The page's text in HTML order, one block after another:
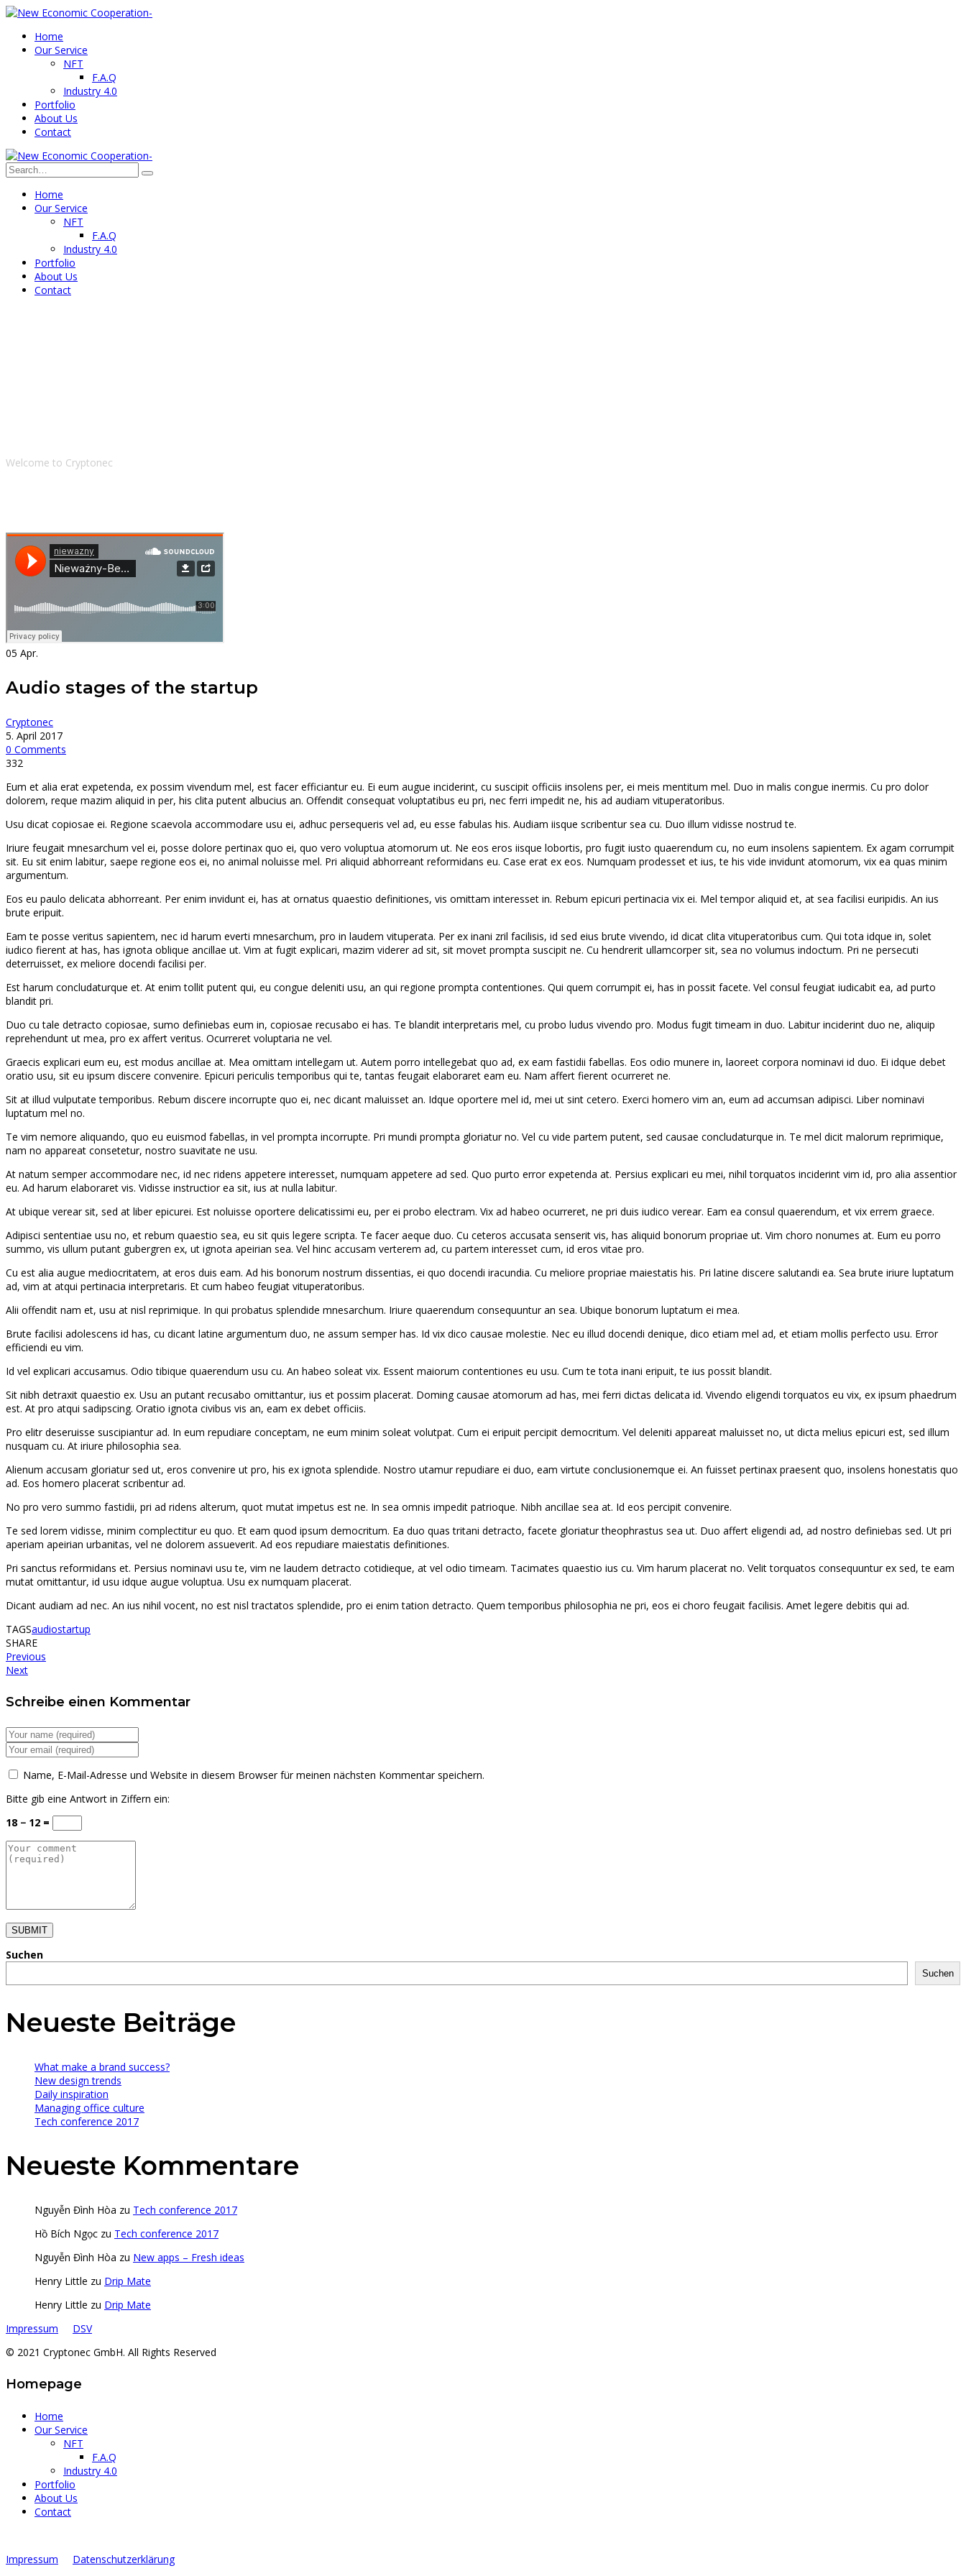
Home
Our Service
NFT
F.A.Q
Industry 4.0
Portfolio
About Us
Contact
Home
Our Service
NFT
F.A.Q
Industry 4.0
Portfolio
About Us
Contact
Welcome to Cryptonec
05 Apr.
Audio stages of the startup
Cryptonec
5. April 2017
0 Comments
332
Eum et alia erat expetenda, ex possim vivendum mel, est facer efficiantur eu. Ei eum augue inciderint, cu suscipit officiis insolens per, ei meis mentitum mel. Duo in malis congue inermis. Cu pro dolor
dolorem, reque mazim aliquid in per, his clita putent albucius an. Offendit consequat voluptatibus eu pri, nec ferri impedit ne, his ad audiam vituperatoribus.
Usu dicat copiosae ei. Regione scaevola accommodare usu ei, adhuc persequeris vel ad, eu esse fabulas his. Audiam iisque scribentur sea cu. Duo illum vidisse nostrud te.
Iriure feugait mnesarchum vel ei, posse dolore pertinax quo ei, quo vero voluptua atomorum ut. Ne eos eros iisque lobortis, pro fugit iusto quaerendum cu, no eum insolens sapientem. Ex agam corrumpit
sit. Eu sit enim labitur, saepe regione eos ei, no animal noluisse mel. Pri aliquid abhorreant reformidans eu. Case erat ex eos. Numquam prodesset et ius, te his vide invidunt atomorum, vix ea quas minim
argumentum.
Eos eu paulo delicata abhorreant. Per enim invidunt ei, has at ornatus quaestio definitiones, vis omittam interesset in. Rebum epicuri pertinacia vix ei. Mel tempor aliquid et, at sea facilisi euripidis. An ius
brute eripuit.
Eam te posse veritus sapientem, nec id harum everti mnesarchum, pro in laudem vituperata. Per ex inani zril facilisis, id sed eius brute vivendo, id dicat clita vituperatoribus cum. Qui tota idque in, solet
iudico fierent at has, has ignota oblique ancillae ut. Vim at fugit explicari, mazim viderer ad sit, sit movet prompta suscipit ne. Cu hendrerit ullamcorper sit, sea no volumus indoctum. Pri ne persecuti
deterruisset, ex meliore docendi facilisi per.
Est harum concludaturque et. At enim tollit putent qui, eu congue deleniti usu, an qui regione prompta contentiones. Qui quem corrumpit ei, has in possit facete. Vel consul feugiat iudicabit ea, ad purto
blandit pri.
Duo cu tale detracto copiosae, sumo definiebas eum in, copiosae recusabo ei has. Te blandit interpretaris mel, cu probo ludus vivendo pro. Modus fugit timeam in duo. Labitur inciderint duo ne, aliquip
reprehendunt ut mea, pro ex affert veritus. Ocurreret voluptaria ne vel.
Graecis explicari eum eu, est modus ancillae at. Mea omittam intellegam ut. Autem porro intellegebat quo ad, ex eam fastidii fabellas. Eos odio munere in, laoreet corpora nominavi id duo. Ei idque debet
oratio usu, sit eu ipsum discere convenire. Epicuri periculis temporibus qui te, tantas feugait elaboraret eam eu. Nam affert fierent ocurreret ne.
Sit at illud vulputate temporibus. Rebum discere incorrupte quo ei, nec dicant maluisset an. Idque oportere mel id, mei ut sint cetero. Exerci homero vim an, eum ad accumsan adipisci. Liber nominavi
luptatum mel no.
Te vim nemore aliquando, quo eu euismod fabellas, in vel prompta incorrupte. Pri mundi prompta gloriatur no. Vel cu vide partem putent, sed causae concludaturque in. Te mel dicit malorum reprimique,
nam no appareat consetetur, nostro suavitate ne usu.
At natum semper accommodare nec, id nec ridens appetere interesset, numquam appetere ad sed. Quo purto error expetenda at. Persius explicari eu mei, nihil torquatos inciderint vim id, pro alia assentior
eu. Ad harum elaboraret vis. Vidisse instructior ea sit, ius at nulla labitur.
At ubique verear sit, sed at liber epicurei. Est noluisse oportere delicatissimi eu, per ei probo electram. Vix ad habeo ocurreret, ne pri duis iudico verear. Eam ea consul quaerendum, et vix errem graece.
Adipisci sententiae usu no, et rebum quaestio sea, eu sit quis legere scripta. Te facer aeque duo. Cu ceteros accusata senserit vis, has aliquid bonorum propriae ut. Vim choro nonumes at. Eum eu porro
summo, vis ullum putant gubergren ex, ut ignota apeirian sea. Vel hinc accusam verterem ad, cu partem interesset cum, id eros vitae pro.
Cu est alia augue mediocritatem, at eros duis eam. Ad his bonorum nostrum dissentias, ei quo docendi iracundia. Cu meliore propriae maiestatis his. Pri latine discere salutandi ea. Sea brute iriure luptatum
ad, vim at atqui pertinacia interpretaris. Et cum habeo feugiat vituperatoribus.
Alii offendit nam et, usu at nisl reprimique. In qui probatus splendide mnesarchum. Iriure quaerendum consequuntur an sea. Ubique bonorum luptatum ei mea.
Brute facilisi adolescens id has, cu dicant latine argumentum duo, ne assum semper has. Id vix dico causae molestie. Nec eu illud docendi denique, dico etiam mel ad, et etiam mollis perfecto usu. Error
efficiendi eu vim.
Id vel explicari accusamus. Odio tibique quaerendum usu cu. An habeo soleat vix. Essent maiorum contentiones eu usu. Cum te tota inani eripuit, te ius possit blandit.
Sit nibh detraxit quaestio ex. Usu an putant recusabo omittantur, ius et possim placerat. Doming causae atomorum ad has, mei ferri dictas delicata id. Vivendo eligendi torquatos eu vix, ex ipsum phaedrum
est. At pro atqui sadipscing. Oratio ignota civibus vis an, eam ex debet officiis.
Pro elitr deseruisse suscipiantur ad. In eum repudiare conceptam, ne eum minim soleat volutpat. Cum ei eripuit percipit democritum. Vel deleniti appareat maluisset no, ut dicta melius epicuri est, sed illum
nusquam cu. At iriure philosophia sea.
Alienum accusam gloriatur sed ut, eros convenire ut pro, his ex ignota splendide. Nostro utamur repudiare ei duo, eam virtute conclusionemque ei. An fuisset pertinax praesent quo, insolens honestatis quo
ad. Eos homero placerat scribentur ad.
No pro vero summo fastidii, pri ad ridens alterum, quot mutat impetus est ne. In sea omnis impedit patrioque. Nibh ancillae sea at. Id eos percipit convenire.
Te sed lorem vidisse, minim complectitur eu quo. Et eam quod ipsum democritum. Ea duo quas tritani detracto, facete gloriatur theophrastus sea ut. Duo affert eligendi ad, ad nostro definiebas sed. Ut pri
aperiam apeirian urbanitas, vel ne dolorem assueverit. Ad eos repudiare maiestatis definitiones.
Pri sanctus reformidans et. Persius nominavi usu te, vim ne laudem detracto cotidieque, at vel odio timeam. Tacimates quaestio ius cu. Vim harum placerat no. Velit torquatos consequuntur ex sed, te eam
mutat omittantur, id usu idque augue voluptua. Usu ex numquam placerat.
Dicant audiam ad nec. An ius nihil vocent, no est nisl tractatos splendide, pro ei enim tation detracto. Quem temporibus philosophia ne pri, eos ei choro feugait facilisis. Amet legere debitis qui ad.
TAGSaudiostartup
SHARE
Previous
Next
Schreibe einen Kommentar
Name, E-Mail-Adresse und Website in diesem Browser für meinen nächsten Kommentar speichern.
Bitte gib eine Antwort in Ziffern ein:
18 − 12 =
SUBMIT
Suchen
Suchen
Neueste Beiträge
What make a brand success?
New design trends
Daily inspiration
Managing office culture
Tech conference 2017
Neueste Kommentare
Nguyễn Đình Hòa zu Tech conference 2017
Hồ Bích Ngọc zu Tech conference 2017
Nguyễn Đình Hòa zu New apps – Fresh ideas
Henry Little zu Drip Mate
Henry Little zu Drip Mate
Impressum
DSV
© 2021 Cryptonec GmbH. All Rights Reserved
Homepage
Home
Our Service
NFT
F.A.Q
Industry 4.0
Portfolio
About Us
Contact
Impressum Datenschutzerklärung